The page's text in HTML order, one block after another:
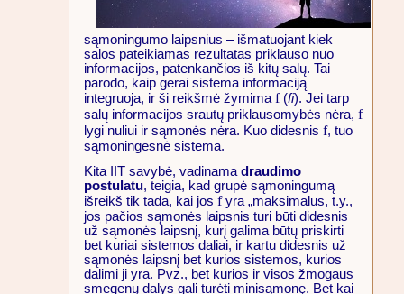
sąmoningumo laipsnius – išmatuojant kiek
salos pateikiamas rezultatas priklauso nuo
informacijos, patenkančios iš kitų salų. Tai
parodo, kaip gerai sistema informaciją
integruoja, ir ši reikšmė žymima f(fi). Jei tarp
salų informacijos srautų priklausomybės nėra, f
lygi nuliui ir sąmonės nėra. Kuo didesnis f, tuo
sąmoningesnė sistema.
Kita IIT savybė, vadinama draudimo
postulatu, teigia, kad grupė sąmoningumą
išreikš tik tada, kai jos fyra „maksimalus, t.y.,
jos pačios sąmonės laipsnis turi būti didesnis
už sąmonės laipsnį, kurį galima būtų priskirti
bet kuriai sistemos daliai, ir kartu didesnis už
sąmonės laipsnį bet kurios sistemos, kurios
dalimi ji yra. Pvz., bet kurios ir visos žmogaus
smegenų dalys gali turėti minisąmonę. Bet kai